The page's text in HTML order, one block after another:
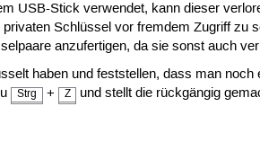
USB-Stick verwendet, kann dieser
Schlüssel vor fremdem Zugriff
anzufertigen, da sie sonst auch
haben und feststellen, dass man
Strg + Z und stellt die rückgängig